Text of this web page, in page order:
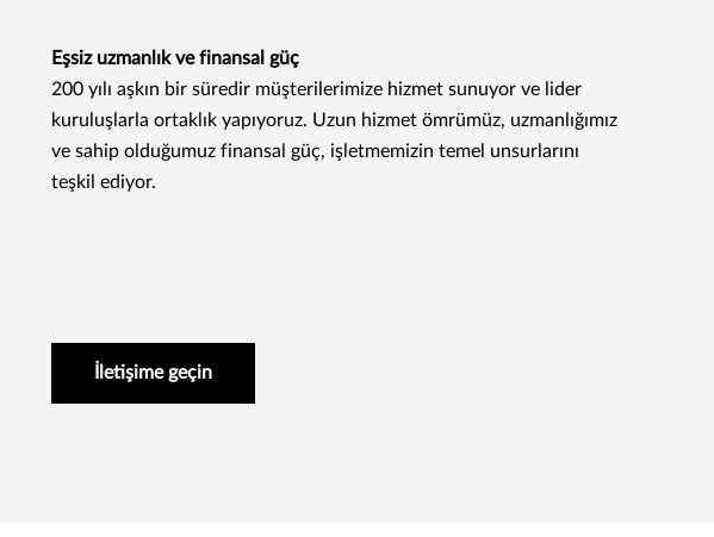
Eşsiz uzmanlık ve finansal güç
200 yılı aşkın bir süredir müşterilerimize hizmet sunuyor ve lider
kuruluşlarla ortaklık yapıyoruz. Uzun hizmet ömrümüz, uzmanlığımız
ve sahip olduğumuz finansal güç, işletmemizin temel unsurlarını
teşkil ediyor.
İletişime geçin